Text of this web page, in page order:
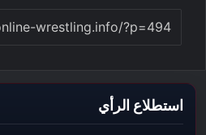
استطلاع الرأي